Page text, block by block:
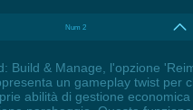
Num 2
Build & Manage, l'opzione
un gameplay twist per
abilità di gestione economica